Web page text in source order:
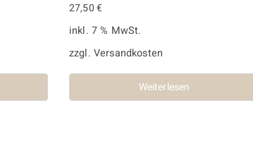
27,50€
inkl. 7 % MwSt.
zzgl. Versandkosten
Weiterlesen